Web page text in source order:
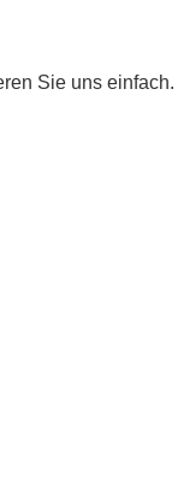
Sie uns